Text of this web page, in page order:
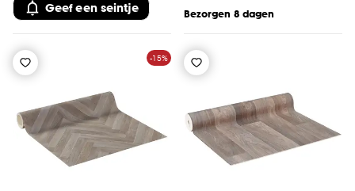
Geef een seintje Bezorgen 8 dagen
-15%